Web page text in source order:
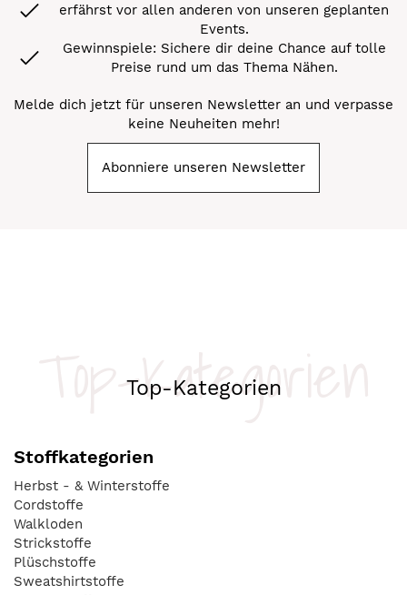
erfährst vor allen anderen von unseren geplanten
Events.
Gewinnspiele: Sichere dir deine Chance auf tolle
Preise rund um das Thema Nähen.
Melde dich jetzt für unseren Newsletter an und verpasse
keine Neuheiten mehr!
Abonniere unseren Newsletter
Top-Kategorien
Top-Kategorien
Stoffkategorien
Herbst - & Winterstoffe
Cordstoffe
Walkloden
Strickstoffe
Plüschstoffe
Sweatshirtstoffe